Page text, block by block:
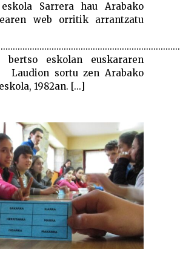
Sarrera hau Arabako
web orritik arrantzatu
bertso eskolan euskararen
sortu zen Arabako
1982an. [...]